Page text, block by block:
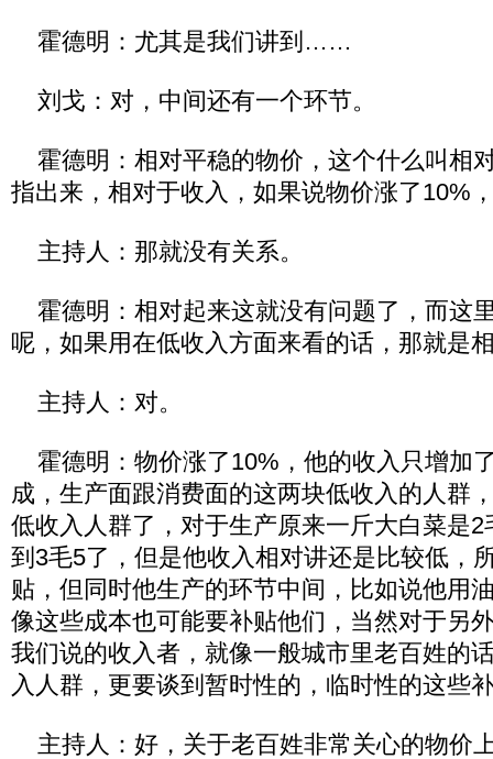
霍德明：尤其是我们讲到……
刘戈：对，中间还有一个环节。
霍德明：相对平稳的物价，这个什么叫相
指出来，相对于收入，如果说物价涨了10%
主持人：那就没有关系。
霍德明：相对起来这就没有问题了，而这
呢，如果用在低收入方面来看的话，那就是
主持人：对。
霍德明：物价涨了10%，他的收入只增加
成，生产面跟消费面的这两块低收入的人群
低收入人群了，对于生产原来一斤大白菜是
到3毛5了，但是他收入相对讲还是比较低，
贴，但同时他生产的环节中间，比如说他用
像这些成本也可能要补贴他们，当然对于另
我们说的收入者，就像一般城市里老百姓的
入人群，更要谈到暂时性的，临时性的这些
主持人：好，关于老百姓非常关心的物价